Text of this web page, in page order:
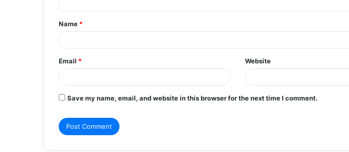
t
*
Name *
Email * Website
Save my name, email, and website in this browser for the next time I comment.